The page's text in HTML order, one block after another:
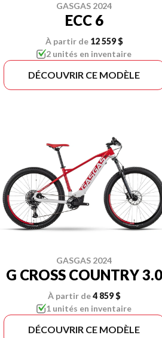
GASGAS 2024
ECC 6
À partir de 12 559 $
2 unités en inventaire
DÉCOUVRIR CE MODÈLE
GASGAS 2024
G CROSS COUNTRY 3.0
À partir de4 859 $
1 unités en inventaire
DÉCOUVRIR CE MODÈLE